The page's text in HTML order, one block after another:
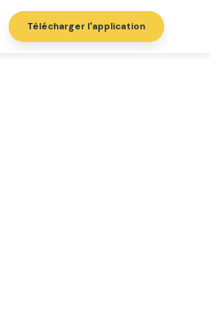
Télécharger l'application